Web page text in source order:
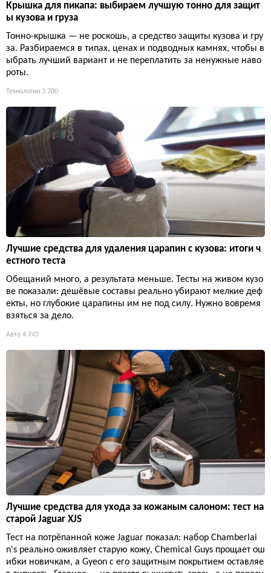
Крышка для пикапа: выбираем лучшую тонно для защит
ы кузова и груза
Тонно-крышка — не роскошь, а средство защиты кузова и гру
за. Разбираемся в типах, ценах и подводных камнях, чтобы в
ыбрать лучший вариант и не переплатить за ненужные наво
роты.
Технологии 3 700
Лучшие средства для удаления царапин с кузова: итоги ч
естного теста
Обещаний много, а результата меньше. Тесты на живом кузо
ве показали: дешёвые составы реально убирают мелкие деф
екты, но глубокие царапины им не под силу. Нужно вовремя
взяться за дело.
Авто 4 743
Лучшие средства для ухода за кожаным салоном: тест на
старой Jaguar XJS
Тест на потрёпанной коже Jaguar показал: набор Chamberlai
n's реально оживляет старую кожу, Chemical Guys прощает ош
ибки новичкам, а Gyeon с его защитным покрытием оставляе